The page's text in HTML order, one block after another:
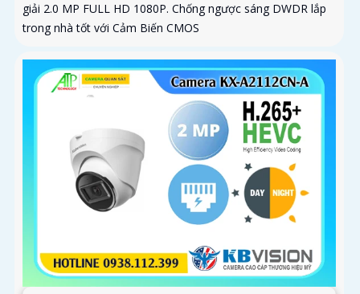
giải 2.0 MP FULL HD 1080P. Chống ngược sáng DWDR lắp
trong nhà tốt với Cảm Biến CMOS